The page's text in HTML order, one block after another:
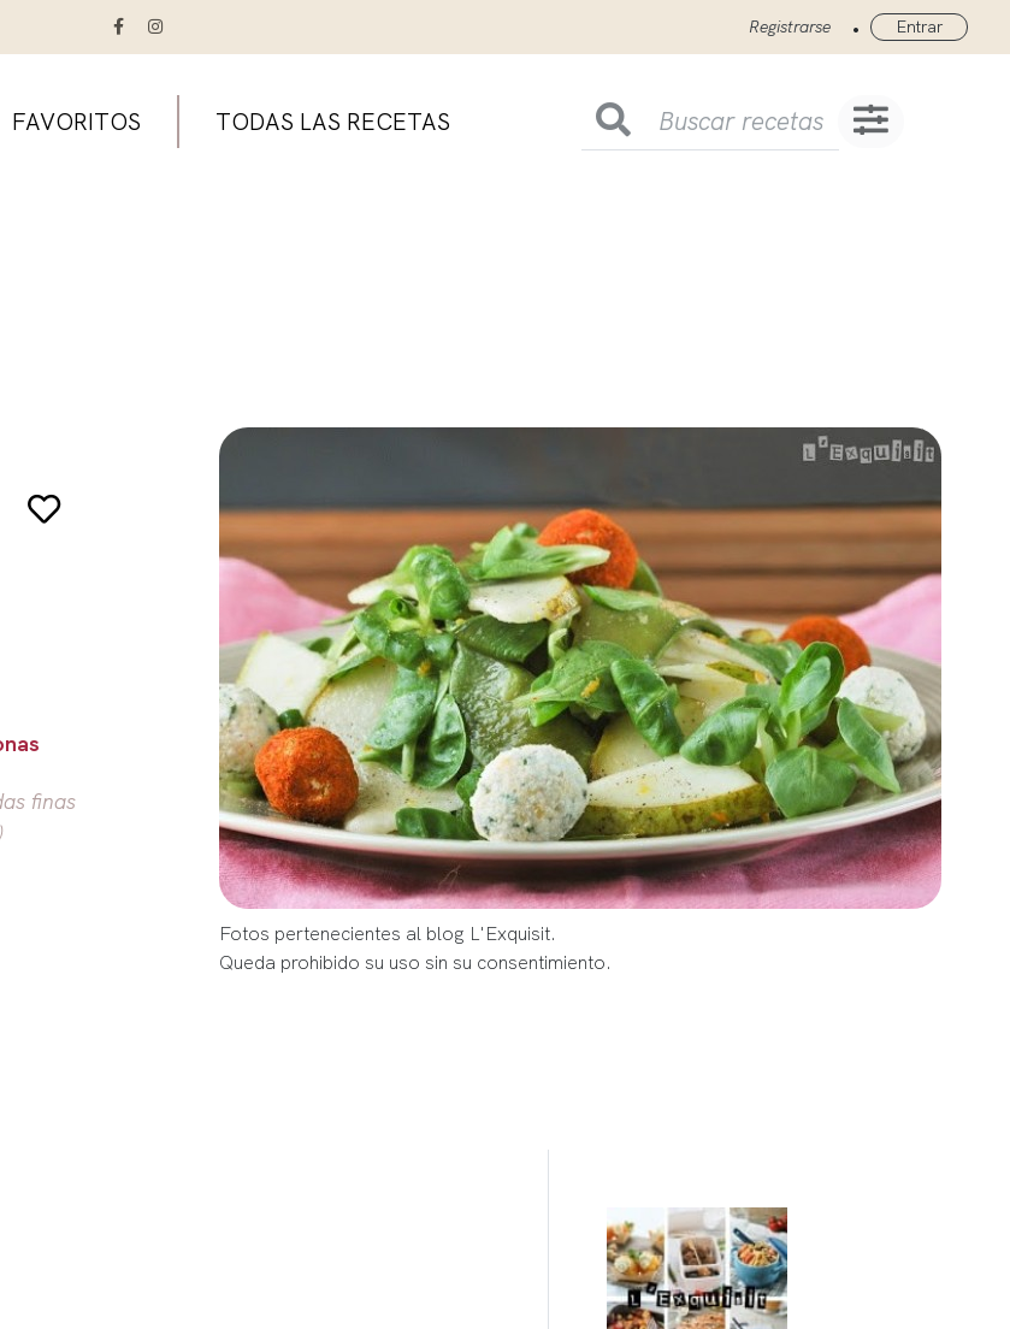
Registrarse • Entrar
FAVORITOS TODAS LAS RECETAS
finas
Fotos pertenecientes al blog L'Exquisit.
Queda prohibido su uso sin su consentimiento.